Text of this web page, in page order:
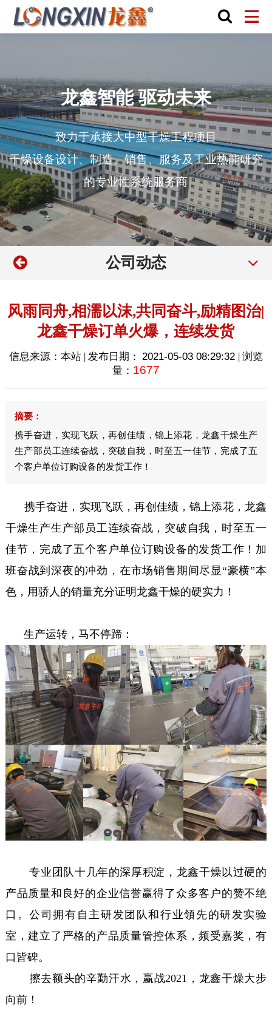
龙鑫智能 驱动未来
致力于承接大中型干燥工程项目
干燥设备设计、制造、销售、服务及工业热能研究
的专业性系统服务商
公司动态
风雨同舟,相濡以沫,共同奋斗,励精图治|
龙鑫干燥订单火爆，连续发货
信息来源：本站 | 发布日期： 2021-05-03 08:29:32 | 浏览
量： 1677
摘要：
携手奋进，实现飞跃，再创佳绩，锦上添花，龙鑫干燥生产
生产部员工连续奋战，突破自我，时至五一佳节，完成了五
个客户单位订购设备的发货工作！
携手奋进，实现飞跃，再创佳绩，锦上添花，龙鑫
干燥生产生产部员工连续奋战，突破自我，时至五一
佳节，完成了五个客户单位订购设备的发货工作！加
班奋战到深夜的冲劲，在市场销售期间尽显“豪横”本
色，用骄人的销量充分证明龙鑫干燥的硬实力！
生产运转，马不停蹄：
专业团队十几年的深厚积淀，龙鑫干燥以过硬的
产品质量和良好的企业信誉赢得了众多客户的赞不绝
口。公司拥有自主研发团队和行业領先的研发实验
室，建立了严格的产品质量管控体系，频受嘉奖，有
口皆碑。
擦去额头的辛勤汗水，赢战2021，龙鑫干燥大步
向前！